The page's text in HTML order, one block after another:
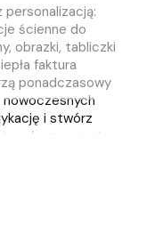
ścienne do
obrazki, tabliczki
faktura
ponadczasowy
i stwórz
połącz w zestaw